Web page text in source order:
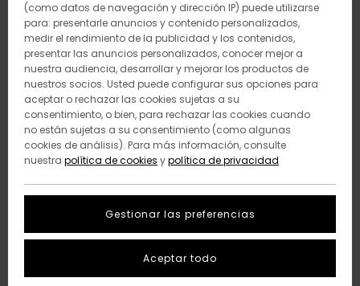
(como datos de navegación y dirección IP) puede utilizarse
para: presentarle anuncios y contenido personalizados,
medir el rendimiento de la publicidad y los contenidos,
presentar las anuncios personalizados, conocer mejor a
nuestra audiencia, desarrollar y mejorar los productos de
nuestros socios. Usted puede configurar sus opciones para
aceptar o rechazar las cookies sujetas a su
consentimiento, o bien, para rechazar las cookies cuando
no están sujetas a su consentimiento (como algunas
cookies de análisis). Para más información, consulte
nuestra política de cookies ypolítica de privacidad
Gestionar las preferencias
Aceptar todo